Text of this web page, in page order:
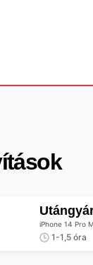
iPhone 14 Pro
1-1,5 óra